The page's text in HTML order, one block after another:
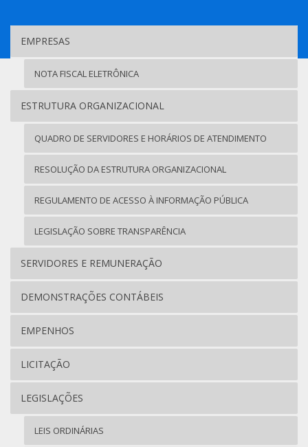
EMPRESAS
NOTA FISCAL ELETRÔNICA
ESTRUTURA ORGANIZACIONAL
QUADRO DE SERVIDORES E HORÁRIOS DE ATENDIMENTO
RESOLUÇÃO DA ESTRUTURA ORGANIZACIONAL
REGULAMENTO DE ACESSO À INFORMAÇÃO PÚBLICA
LEGISLAÇÃO SOBRE TRANSPARÊNCIA
SERVIDORES E REMUNERAÇÃO
DEMONSTRAÇÕES CONTÁBEIS
EMPENHOS
LICITAÇÃO
LEGISLAÇÕES
LEIS ORDINÁRIAS